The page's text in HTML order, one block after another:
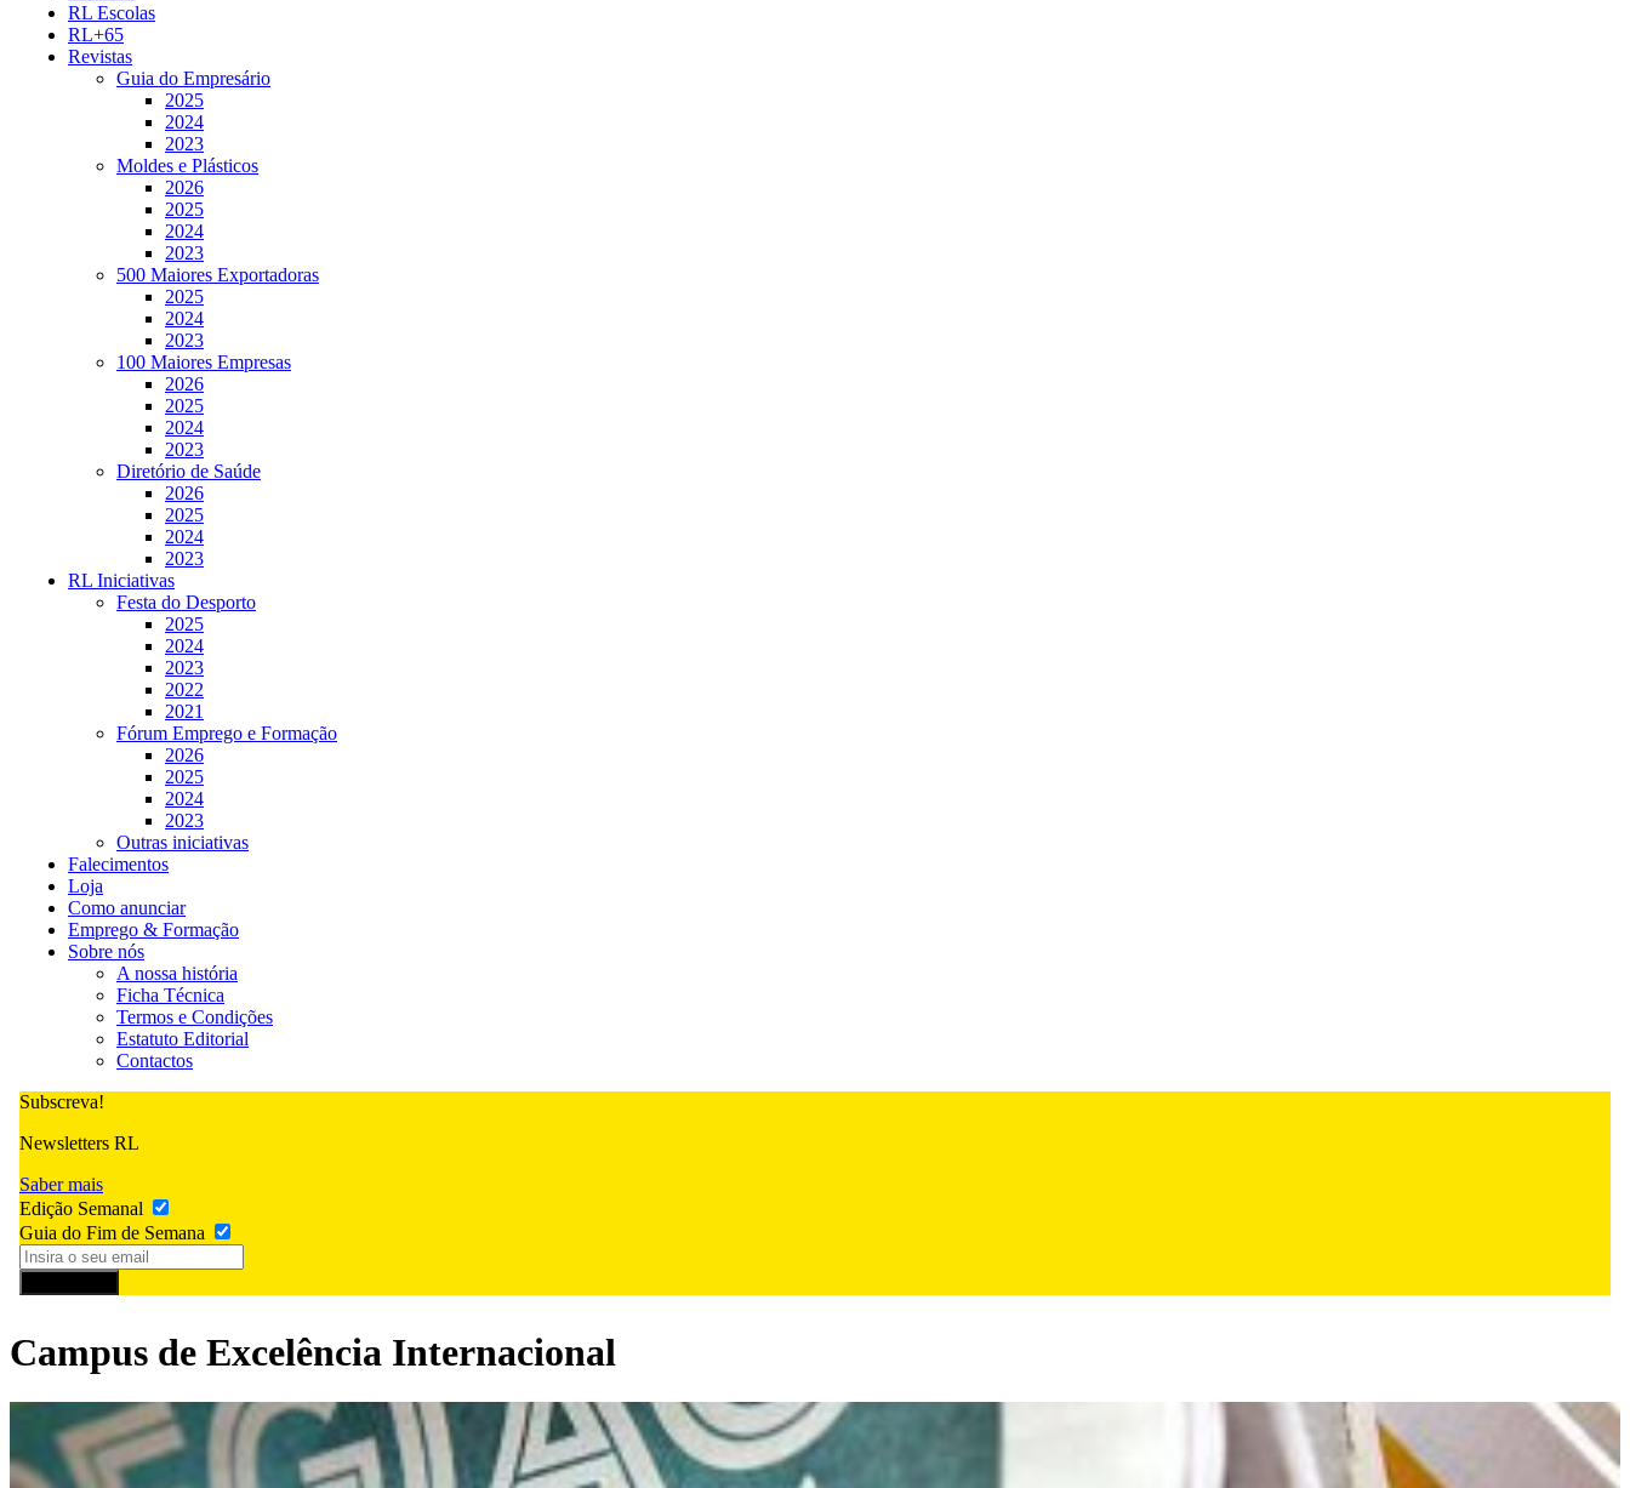
RL Escolas
RL+65
Revistas
Guia do Empresário
2025
2024
2023
Moldes e Plásticos
2026
2025
2024
2023
500 Maiores Exportadoras
2025
2024
2023
100 Maiores Empresas
2026
2025
2024
2023
Diretório de Saúde
2026
2025
2024
2023
RL Iniciativas
Festa do Desporto
2025
2024
2023
2022
2021
Fórum Emprego e Formação
2026
2025
2024
2023
Outras iniciativas
Falecimentos
Loja
Como anunciar
Emprego & Formação
Sobre nós
A nossa história
Ficha Técnica
Termos e Condições
Estatuto Editorial
Contactos
Subscreva!
Newsletters RL
Saber mais
Edição Semanal
Guia do Fim de Semana
Campus de Excelência Internacional